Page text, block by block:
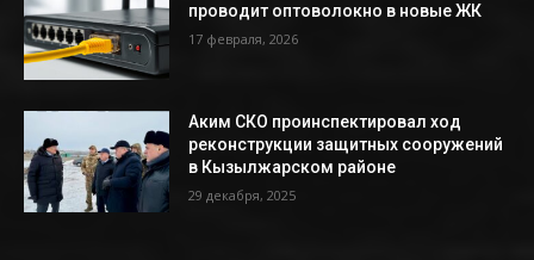
проводит оптоволокно в новые ЖК
17 февраля, 2026
Аким СКО проинспектировал ход
реконструкции защитных сооружений
в Кызылжарском районе
29 декабря, 2025